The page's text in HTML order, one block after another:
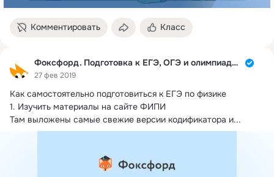
Комментировать Класс
Фоксфорд. Подготовка к ЕГЭ, ОГЭ и олимпиадам
27 фев 2019
Как самостоятельно подготовиться к ЕГЭ по физике
1. Изучить материалы на сайте ФИПИ
Там выложены самые свежие версии кодификатора и...